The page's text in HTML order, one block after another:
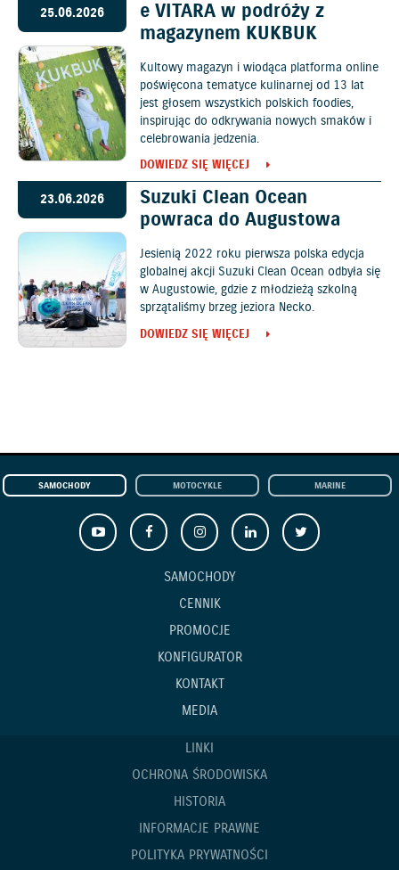
25.06.2026
e VITARA w podróży z
magazynem KUKBUK
Kultowy magazyn i wiodąca platforma online
poświęcona tematyce kulinarnej od 13 lat
jest głosem wszystkich polskich foodies,
inspirując do odkrywania nowych smaków i
celebrowania jedzenia.
DOWIEDZ SIĘ WIĘCEJ
23.06.2026
Suzuki Clean Ocean
powraca do Augustowa
Jesienią 2022 roku pierwsza polska edycja
globalnej akcji Suzuki Clean Ocean odbyła się
w Augustowie, gdzie z młodzieżą szkolną
sprzątaliśmy brzeg jeziora Necko.
DOWIEDZ SIĘ WIĘCEJ
SAMOCHODY MOTOCYKLE MARINE
SAMOCHODY
CENNIK
PROMOCJE
KONFIGURATOR
KONTAKT
MEDIA
LINKI
OCHRONA ŚRODOWISKA
HISTORIA
INFORMACJE PRAWNE
POLITYKA PRYWATNOŚCI